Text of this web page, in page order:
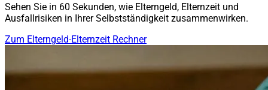
Sehen Sie in 60 Sekunden, wie Elterngeld, Elternzeit und
Ausfallrisiken in Ihrer Selbstständigkeit zusammenwirken.
Zum Elterngeld-Elternzeit Rechner